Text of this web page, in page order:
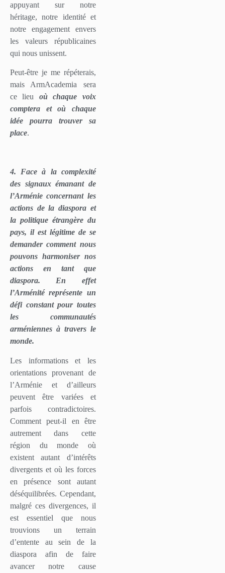
appuyant sur notre
héritage, notre identité et
notre engagement envers
les valeurs républicaines
qui nous unissent.
Peut-être je me répéterais,
mais ArmAcademia sera
ce lieu où chaque voix
comptera et où chaque
idée pourra trouver sa
place.
4. Face à la complexité
des signaux émanant de
l’Arménie concernant les
actions de la diaspora et
la politique étrangère du
pays, il est légitime de se
demander comment nous
pouvons harmoniser nos
actions en tant que
diaspora. En effet
l’Arménité représente un
défi constant pour toutes
les communautés
arméniennes à travers le
monde.
Les informations et les
orientations provenant de
l’Arménie et d’ailleurs
peuvent être variées et
parfois contradictoires.
Comment peut-il en être
autrement dans cette
région du monde où
existent autant d’intérêts
divergents et où les forces
en présence sont autant
déséquilibrées. Cependant,
malgré ces divergences, il
est essentiel que nous
trouvions un terrain
d’entente au sein de la
diaspora afin de faire
avancer notre cause